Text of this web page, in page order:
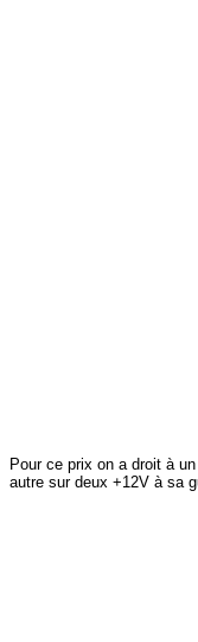
Pour ce prix on a droit à
autre sur deux +12V à sa